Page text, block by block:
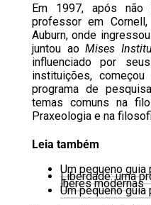
Em 1997, após não
professor em
Auburn, onde
juntou aoMises
influenciado por
instituições,
programa de
temas comuns na
Praxeologia e na
Leia também
Um pequeno guia
Liberdade: uma
lheres modernas
Um pequeno guia